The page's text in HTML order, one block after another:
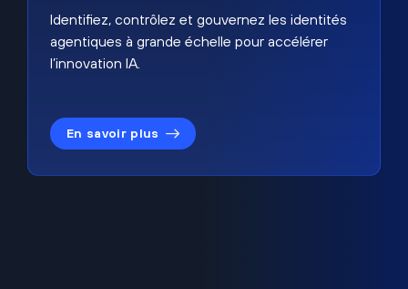
Identifiez, contrôlez et gouvernez les identités
agentiques à grande échelle pour accélérer
l’innovation IA.
En savoir plus